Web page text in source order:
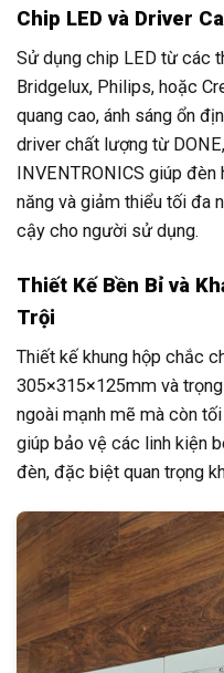
Chip LED và Driver
Sử dụng chip LED từ các
Bridgelux, Philips, hoặc
quang cao, ánh sáng ổn
driver chất lượng từ
INVENTRONICS giúp
năng và giảm thiểu tối đa
cậy cho người sử dụng.
Thiết Kế Bền Bỉ và
Trội
Thiết kế khung hộp chắc
305×315×125mm và
ngoài mạnh mẽ mà còn
giúp bảo vệ các linh kiện
đèn, đặc biệt quan trọng